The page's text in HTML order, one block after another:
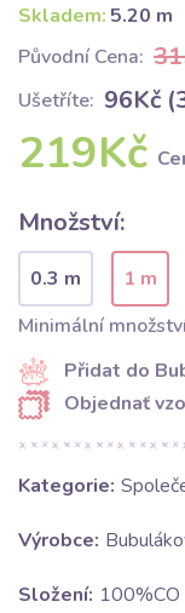
Skladem: 5.20 m
Původní Cena:
Ušetříte: 96Kč
219Kč
Množství:
0.3 m 1 m
Minimální
Přidat do
Objednať
Kategorie:
Výrobce:
Složení: 100%CO